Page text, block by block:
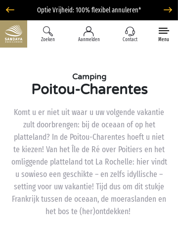
Optie Vrijheid: 100% flexibel annuleren*
Zoeken Aanmelden Contact Menu
Camping
Poitou-Charentes
Komt u er niet uit waar u uw volgende vakantie
zult doorbrengen: bij de oceaan of op het
platteland? In de Poitou-Charentes hoeft u niet
te kiezen! Van het Île de Ré over Poitiers en het
omliggende platteland tot La Rochelle: hier vindt
u sowieso een geschikte – en zelfs idyllische –
setting voor uw vakantie! Tijd dus om dit stukje
Frankrijk tussen de oceaan, de moeraslanden en
het bos te (her)ontdekken!